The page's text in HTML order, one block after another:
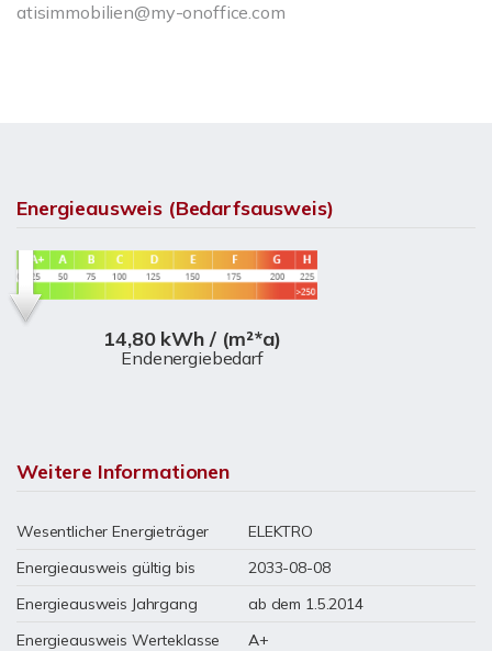
atisimmobilien@my-onoffice.com
Energieausweis (Bedarfsausweis)
14,80 kWh / (m²*a)
Endenergiebedarf
Weitere Informationen
Wesentlicher Energieträger
ELEKTRO
Energieausweis gültig bis
2033-08-08
Energieausweis Jahrgang
ab dem 1.5.2014
Energieausweis Werteklasse
A+